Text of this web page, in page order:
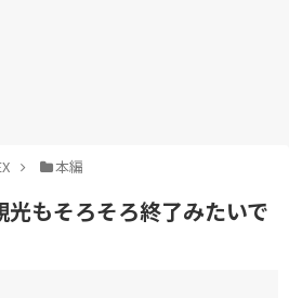
本編
もそろそろ終了みたいで